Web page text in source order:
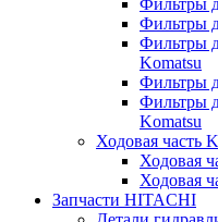
Фильтры
Фильтры
Фильтры
Komatsu
Фильтры
Фильтры
Komatsu
Ходовая часть
Ходовая
Ходовая
Запчасти HITACHI